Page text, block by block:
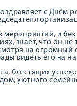
с Днём
и
знает, что он
на огромный
видеть его на
блестящих
уютного